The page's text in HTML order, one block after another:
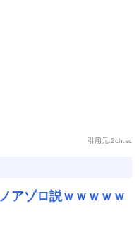
引用元:2ch.sc
アゾロ説ｗｗｗｗｗ